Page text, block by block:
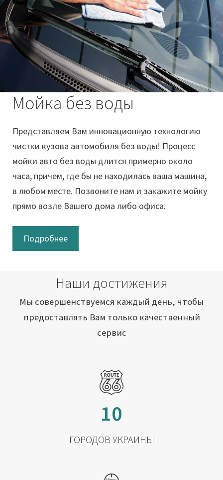
Мойка без воды
Представляем Вам инновационную технологию
чистки кузова автомобиля без воды! Процесс
мойки авто без воды длится примерно около
часа, причем, где бы не находилась ваша машина,
в любом месте. Позвоните нам и закажите мойку
прямо возле Вашего дома либо офиса.
Подробнее
Наши достижения
Мы совершенствуемся каждый день, чтобы
предоставлять Вам только качественный
сервис
10
ГОРОДОВ УКРАИНЫ